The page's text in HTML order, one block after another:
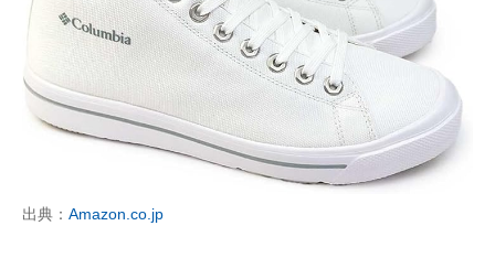
出典： Amazon.co.jp